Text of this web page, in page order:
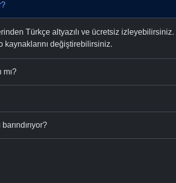
Türkçe altyazılı ve ücretsiz izleyebilirsiniz.
değiştirebilirsiniz.
mı?